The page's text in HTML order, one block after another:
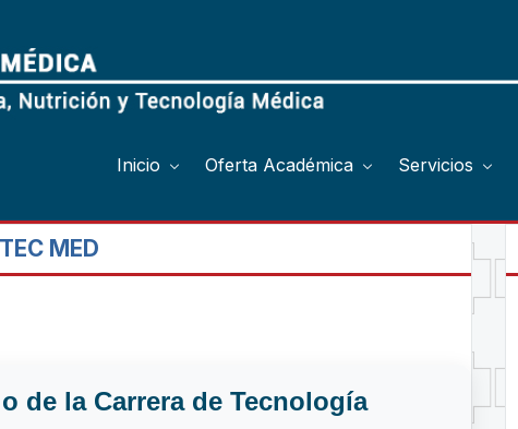
Inicio Oferta Académica Servicios
MED
de la Carrera de Tecnología